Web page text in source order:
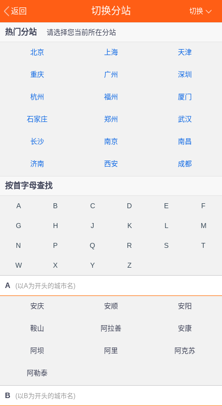
返回 切换
切换分站
热门分站 请选择您当前所在分站
北京 上海 天津
重庆 广州 深圳
杭州 福州 厦门
石家庄 郑州 武汉
长沙 南京 南昌
济南 西安 成都
按首字母查找
A B C D E F
G H J K L M
N P Q R S T
W X Y Z
A (以A为开头的城市名)
安庆 安顺 安阳
鞍山 阿拉善 安康
阿坝 阿里 阿克苏
阿勒泰
B (以B为开头的城市名)